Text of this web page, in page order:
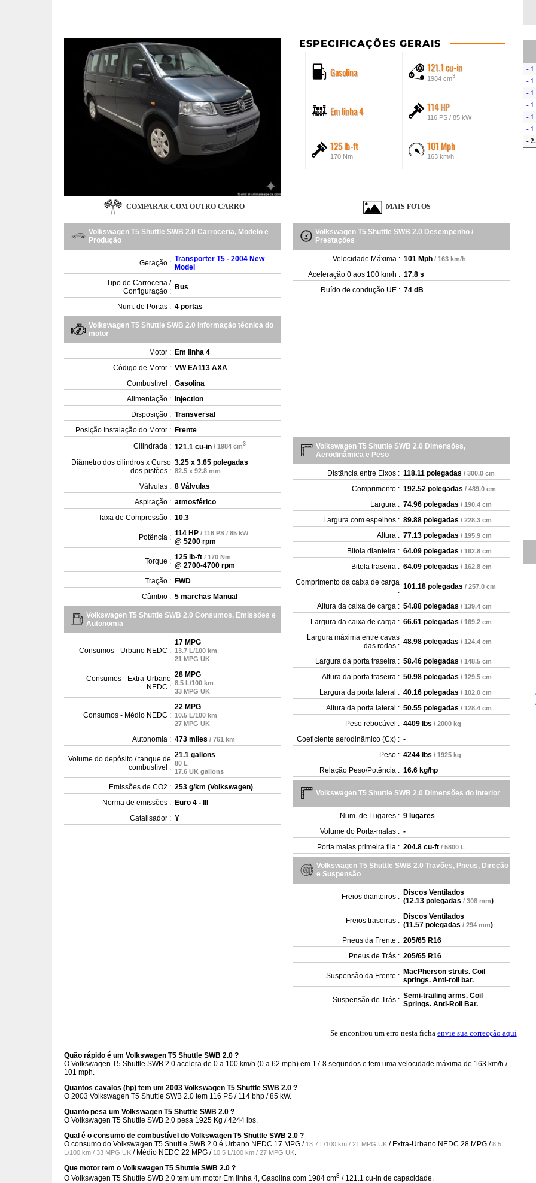
ESPECIFICAÇÕES GERAIS
Gasolina 121.1 cu-in
1984 cm3
Em linha 4 114 HP
116 PS / 85 kW
125 lb-ft
170 Nm
101 Mph
163 km/h
COMPARAR COM OUTRO CARRO MAIS FOTOS
Volkswagen T5 Shuttle SWB 2.0 Carroceria, Modelo e
Produção
Geração : Transporter T5 - 2004 New
Model
Tipo de Carroceria /
Configuração : Bus
Num. de Portas : 4 portas
Volkswagen T5 Shuttle SWB 2.0 Informação técnica do
motor
Motor : Em linha 4
Código de Motor : VW EA113 AXA
Combustível : Gasolina
Alimentação : Injection
Disposição : Transversal
Posição Instalação do Motor : Frente
Cilindrada : 121.1 cu-in / 1984 cm3
Diâmetro dos cilindros x Curso
dos pistões :
3.25 x 3.65 polegadas
82.5 x 92.8 mm
Válvulas : 8 Válvulas
Aspiração : atmosférico
Taxa de Compressão : 10.3
Potência : 114 HP / 116 PS / 85 kW
@ 5200 rpm
Torque : 125 lb-ft / 170 Nm
@ 2700-4700 rpm
Tração : FWD
Câmbio : 5 marchas Manual
Volkswagen T5 Shuttle SWB 2.0 Consumos, Emissões e
Autonomia
Consumos - Urbano NEDC :
17 MPG
13.7 L/100 km
21 MPG UK
Consumos - Extra-Urbano
NEDC :
28 MPG
8.5 L/100 km
33 MPG UK
Consumos - Médio NEDC :
22 MPG
10.5 L/100 km
27 MPG UK
Autonomia : 473 miles / 761 km
Volume do depósito / tanque de
combustível :
21.1 gallons
80 L
17.6 UK gallons
Emissões de CO2 : 253 g/km (Volkswagen)
Norma de emissões : Euro 4 - III
Catalisador : Y
Volkswagen T5 Shuttle SWB 2.0 Desempenho /
Prestações
Velocidade Máxima : 101 Mph / 163 km/h
Aceleração 0 aos 100 km/h : 17.8 s
Ruído de condução UE : 74 dB
Volkswagen T5 Shuttle SWB 2.0 Dimensões,
Aerodinâmica e Peso
Distância entre Eixos : 118.11 polegadas / 300.0 cm
Comprimento : 192.52 polegadas / 489.0 cm
Largura : 74.96 polegadas / 190.4 cm
Largura com espelhos : 89.88 polegadas / 228.3 cm
Altura : 77.13 polegadas / 195.9 cm
Bitola dianteira : 64.09 polegadas / 162.8 cm
Bitola traseira : 64.09 polegadas / 162.8 cm
Comprimento da caixa de carga
: 101.18 polegadas / 257.0 cm
Altura da caixa de carga : 54.88 polegadas / 139.4 cm
Largura da caixa de carga : 66.61 polegadas / 169.2 cm
Largura máxima entre cavas
das rodas : 48.98 polegadas / 124.4 cm
Largura da porta traseira : 58.46 polegadas / 148.5 cm
Altura da porta traseira : 50.98 polegadas / 129.5 cm
Largura da porta lateral : 40.16 polegadas / 102.0 cm
Altura da porta lateral : 50.55 polegadas / 128.4 cm
Peso rebocável : 4409 lbs / 2000 kg
Coeficiente aerodinâmico (Cx) : -
Peso : 4244 lbs / 1925 kg
Relação Peso/Potência : 16.6 kg/hp
Volkswagen T5 Shuttle SWB 2.0 Dimensões do interior
Num. de Lugares : 9 lugares
Volume do Porta-malas : -
Porta malas primeira fila : 204.8 cu-ft / 5800 L
Volkswagen T5 Shuttle SWB 2.0 Travões, Pneus, Direção
e Suspensão
Freios dianteiros : Discos Ventilados
(12.13 polegadas / 308 mm)
Freios traseiras : Discos Ventilados
(11.57 polegadas / 294 mm)
Pneus da Frente : 205/65 R16
Pneus de Trás : 205/65 R16
Suspensão da Frente : MacPherson struts. Coil
springs. Anti-roll bar.
Suspensão de Trás : Semi-trailing arms. Coil
Springs. Anti-Roll Bar.
Se encontrou um erro nesta ficha envie sua correcção aqui
Quão rápido é um Volkswagen T5 Shuttle SWB 2.0 ?
O Volkswagen T5 Shuttle SWB 2.0 acelera de 0 a 100 km/h (0 a 62 mph) em 17.8 segundos e tem uma velocidade máxima de 163 km/h /
101 mph.
Quantos cavalos (hp) tem um 2003 Volkswagen T5 Shuttle SWB 2.0 ?
O 2003 Volkswagen T5 Shuttle SWB 2.0 tem 116 PS / 114 bhp / 85 kW.
Quanto pesa um Volkswagen T5 Shuttle SWB 2.0 ?
O Volkswagen T5 Shuttle SWB 2.0 pesa 1925 Kg / 4244 lbs.
Qual é o consumo de combustível do Volkswagen T5 Shuttle SWB 2.0 ?
O consumo do Volkswagen T5 Shuttle SWB 2.0 é Urbano NEDC 17 MPG / 13.7 L/100 km / 21 MPG UK / Extra-Urbano NEDC 28 MPG /8.5
L/100 km / 33 MPG UK / Médio NEDC 22 MPG / 10.5 L/100 km / 27 MPG UK
Que motor tem o Volkswagen T5 Shuttle SWB 2.0 ?
O Volkswagen T5 Shuttle SWB 2.0 tem um motor Em linha 4, Gasolina com 1984 cm3 / 121.1 cu-in de capacidade.
-
-
-
-
-
-
-